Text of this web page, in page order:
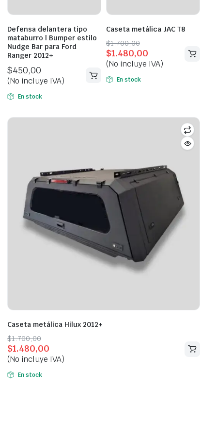
Defensa delantera tipo
mataburro | Bumper estilo
Nudge Bar para Ford
Ranger 2012+
$450,00
(No incluye IVA)
En stock
Caseta metálica JAC T8
$1.700,00
Original
price
was:
$1.700,00.
$1.480,00
Current
price
is:
$1.480,00.
(No incluye IVA)
En stock
Caseta metálica Hilux 2012+
$1.700,00
Original
price
was:
$1.700,00.
$1.480,00
Current
price
is:
$1.480,00.
(No incluye IVA)
En stock